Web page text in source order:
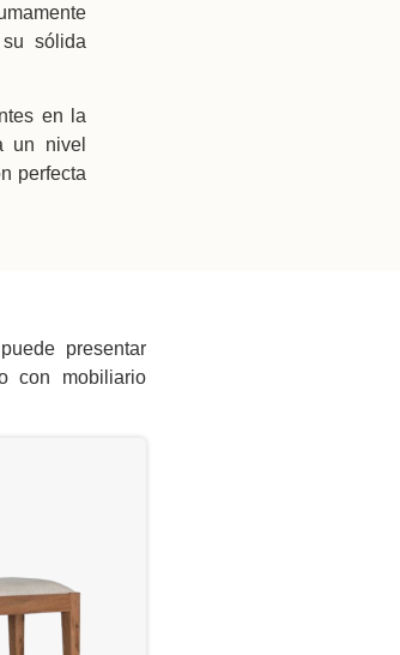
sólida
en la
un nivel
perfecta
presentar
con mobiliario